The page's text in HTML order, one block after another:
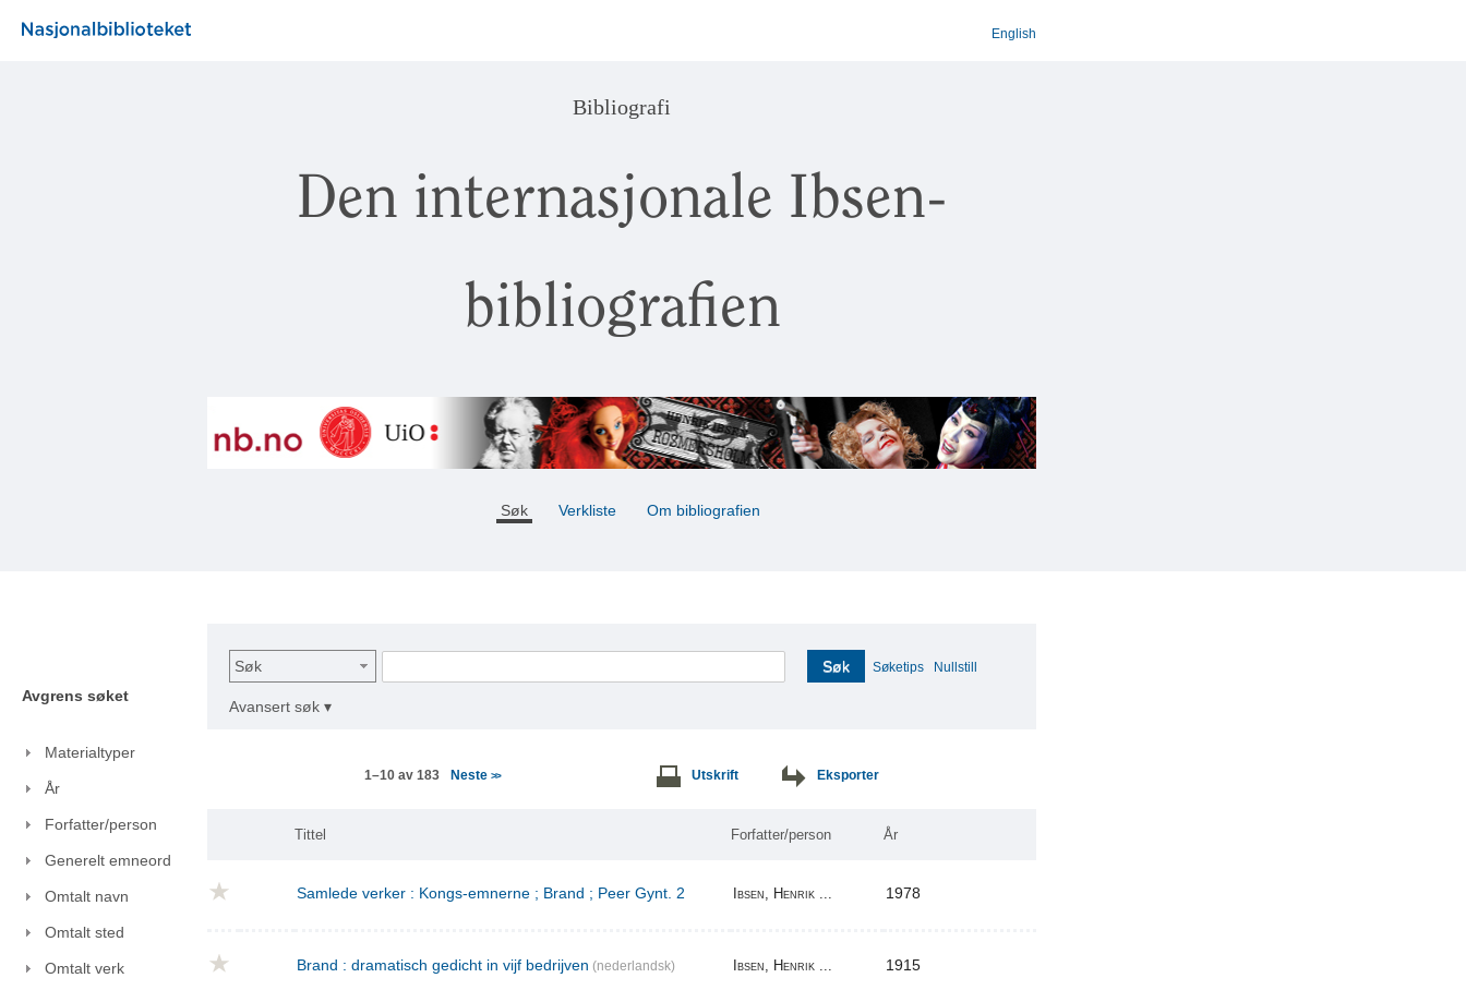
English
Bibliografi
Den internasjonale Ibsen-
bibliografien
Søk Verkliste Om bibliografien
Avgrens søket
Materialtyper
År
Forfatter/person
Generelt emneord
Omtalt navn
Omtalt sted
Omtalt verk
Søk Søk Søketips Nullstill
Avansert søk ▾
1–10 av 183 Neste >> Utskrift Eksporter
Tittel Forfatter/person År
Samlede verker : Kongs-emnerne ; Brand ; Peer Gynt. 2 Ibsen, Henrik ... 1978
Brand : dramatisch gedicht in vijf bedrijven (nederlandsk) Ibsen, Henrik ... 1915